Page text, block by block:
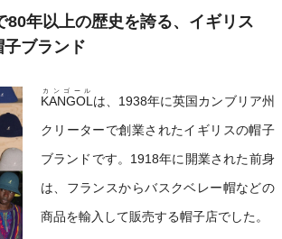
80年以上の歴史を誇る、イギリス
ブランド
KANGOL
カンゴール
は、1938年に英国カンブリア州
クリーターで創業されたイギリスの帽子
ブランドです。1918年に開業された前身
は、フランスからバスクベレー帽などの
商品を輸入して販売する帽子店でした。